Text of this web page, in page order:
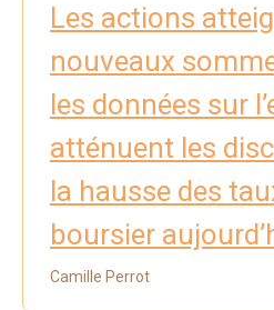
Les actions
nouveaux
les données sur
atténuent les
la hausse des
boursier
Camille Perrot